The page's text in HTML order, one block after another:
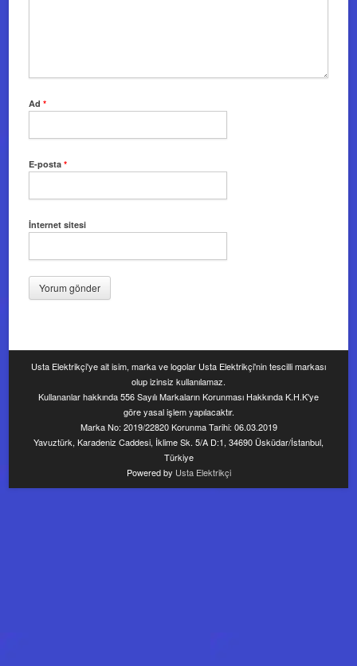
Ad*
E-posta*
İnternet sitesi
Usta Elektrikçi'ye ait isim, marka ve logolar Usta Elektrikçi'nin tescilli markası
olup izinsiz kullanılamaz.
Kullananlar hakkında 556 Sayılı Markaların Korunması Hakkında K.H.K'ye
göre yasal işlem yapılacaktır.
Marka No: 2019/22820 Korunma Tarihi: 06.03.2019
Yavuztürk, Karadeniz Caddesi, İklime Sk. 5/A D:1, 34690 Üsküdar/İstanbul,
Türkiye
Powered by Usta Elektrikçi